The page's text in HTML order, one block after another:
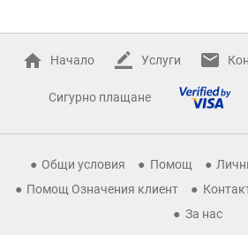
Начало Услуги
Сигурно плащане
Общи условия Помощ
Помощ Означения клиент
За нас